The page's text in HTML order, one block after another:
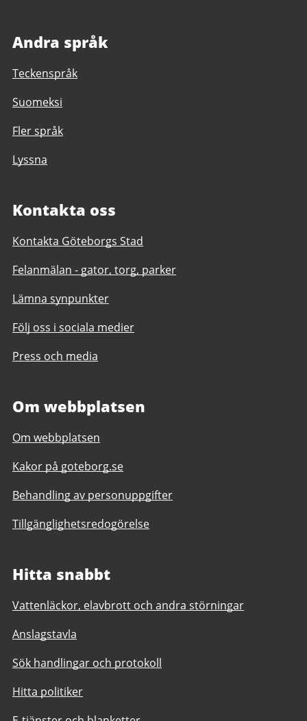
Andra språk
Teckenspråk
Suomeksi
Fler språk
Lyssna
Kontakta oss
Kontakta Göteborgs Stad
Felanmälan - gator, torg, parker
Lämna synpunkter
Följ oss i sociala medier
Press och media
Om webbplatsen
Om webbplatsen
Kakor på goteborg.se
Behandling av personuppgifter
Tillgänglighetsredogörelse
Hitta snabbt
Vattenläckor, elavbrott och andra störningar
Anslagstavla
Sök handlingar och protokoll
Hitta politiker